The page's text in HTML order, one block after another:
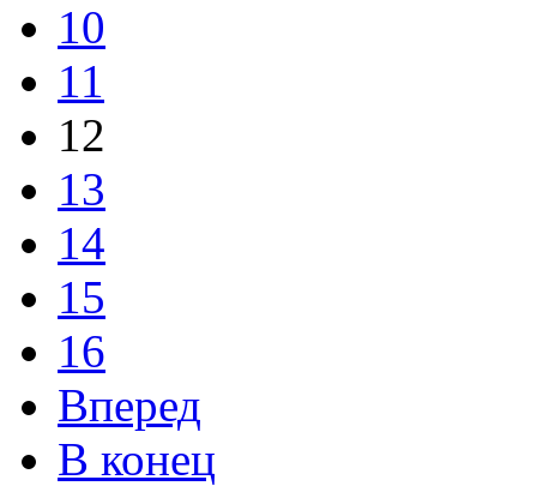
10
11
12
13
14
15
16
Вперед
В конец